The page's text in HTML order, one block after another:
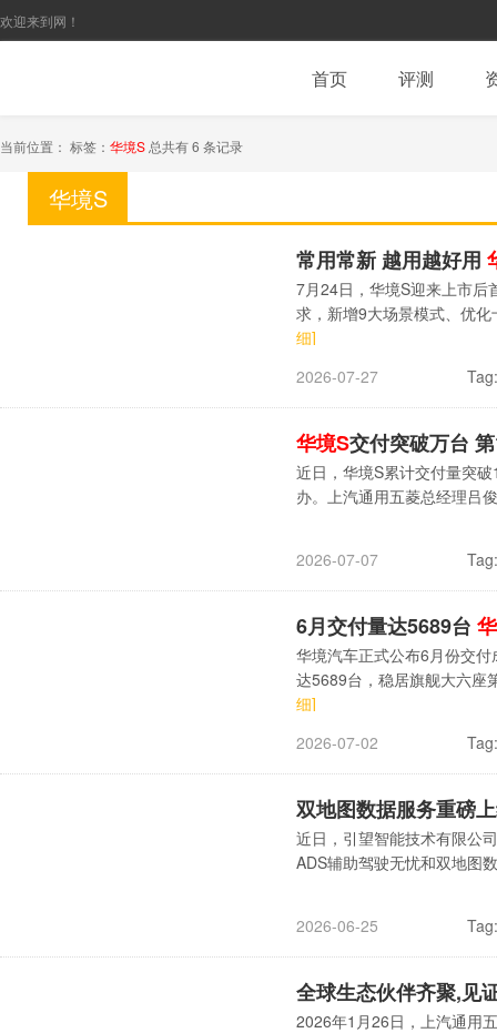
欢迎来到网！
首页 评测
当前位置： 标签： 华境S 总共有 6 条记录
华境S
常用常新 越用越好用
7月24日，华境S迎来上市后
求，新增9大场景模式、优
细]
2026-07-27
Tag:
华境S交付突破万台
近日，华境S累计交付量突
办。上汽通用五菱总经理吕
2026-07-07 Tag:
6月交付量达5689台
华境汽车正式公布6月份交
达5689台，稳居旗舰大六座
细]
2026-07-02
Tag:
双地图数据服务重磅
近日，引望智能技术有限公
ADS辅助驾驶无忧和双地图
2026-06-25 Tag:
全球生态伙伴齐聚,见
2026年1月26日，上汽通用